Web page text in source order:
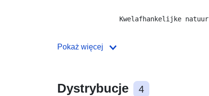
Pokaż więcej
Dystrybucje 4